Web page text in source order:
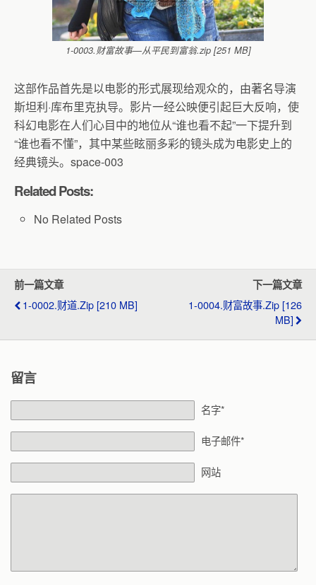
1-0003.财富故事—从平民到富翁.zip [251 MB]
这部作品首先是以电影的形式展现给观众的，由著名导演
斯坦利·库布里克执导。影片一经公映便引起巨大反响，使
科幻电影在人们心目中的地位从“谁也看不起”一下提升到
“谁也看不懂”，其中某些眩丽多彩的镜头成为电影史上的
经典镜头。space-003
Related Posts:
No Related Posts
前一篇文章
1-0002.财道.zip [210 MB]
下一篇文章
1-0004.财富故事.zip [126
MB]
留言
名字*
电子邮件*
网站